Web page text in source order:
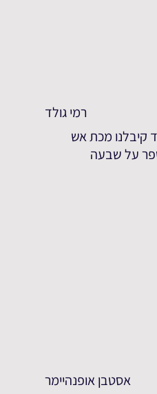
רמי גולד
קיבלנו מכת אש
על שבעה
אסטבן אופנהיימר